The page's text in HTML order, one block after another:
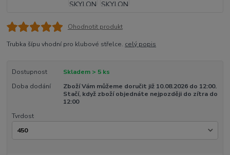
Ohodnotit produkt
Trubka šípu vhodní pro klubové střelce. celý popis
Dostupnost
Skladem > 5 ks
Doba dodání
Zboží Vám můžeme doručit již 10.08.2026 do 12:00.
Stačí, když zboží objednáte nejpozději do zítra do
12:00
Tvrdost